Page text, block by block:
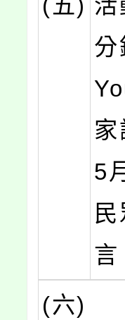
(五) 活
分
5
言
(六)